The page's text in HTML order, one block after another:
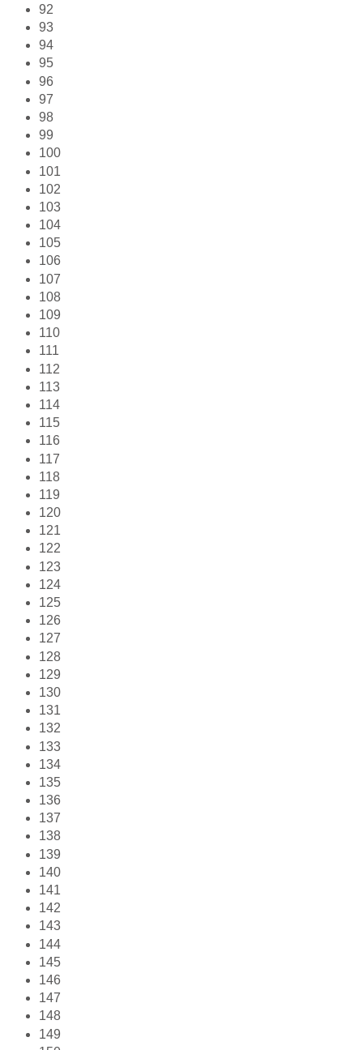
92
93
94
95
96
97
98
99
100
101
102
103
104
105
106
107
108
109
110
111
112
113
114
115
116
117
118
119
120
121
122
123
124
125
126
127
128
129
130
131
132
133
134
135
136
137
138
139
140
141
142
143
144
145
146
147
148
149